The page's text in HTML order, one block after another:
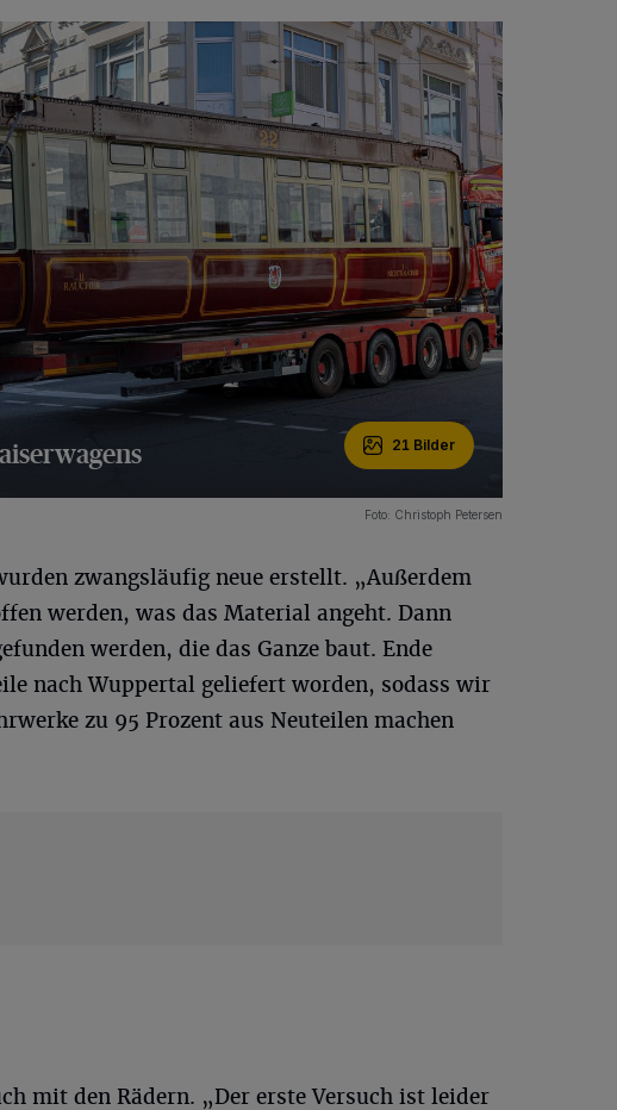
21 Bilder
Foto: Christoph Petersen
zwangsläufig neue erstellt. „Außerdem
werden, was das Material angeht. Dann
werden, die das Ganze baut. Ende
nach Wuppertal geliefert worden, sodass wir
zu 95 Prozent aus Neuteilen machen
mit den Rädern. „Der erste Versuch ist leider